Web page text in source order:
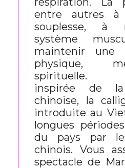
entre autres à
souplesse, à
système
maintenir une
physique,
spirituelle.
inspirée de la
chinoise, la
introduite au
longues
du pays par
chinois. Vous
spectacle de